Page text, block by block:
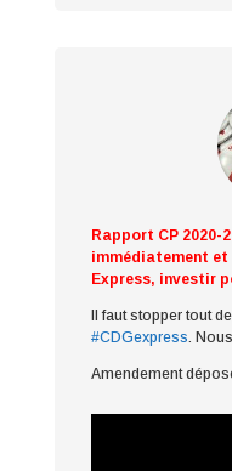
Rapport CP 2020-
immédiatement
Express, investir
Il faut stopper tout
#CDGexpress.
Amendement